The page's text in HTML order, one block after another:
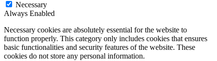
Necessary
Always Enabled
Necessary cookies are absolutely essential for the website to
function properly. This category only includes cookies that ensures
basic functionalities and security features of the website. These
cookies do not store any personal information.